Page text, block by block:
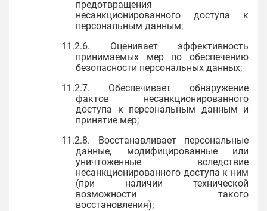
предотвращения
несанкционированного доступа к
персональным данным;
11.2.6. Оценивает эффективность
принимаемых мер по обеспечению
безопасности персональных данных;
11.2.7. Обеспечивает обнаружение
фактов несанкционированного
доступа к персональным данным и
принятие мер;
11.2.8. Восстанавливает персональные
данные, модифицированные или
уничтоженные вследствие
несанкционированного доступа к ним
(при наличии технической
возможности такого
восстановления);